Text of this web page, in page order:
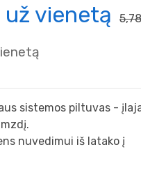
už vienetą
sistemos piltuvas -
nuvedimui iš latako į